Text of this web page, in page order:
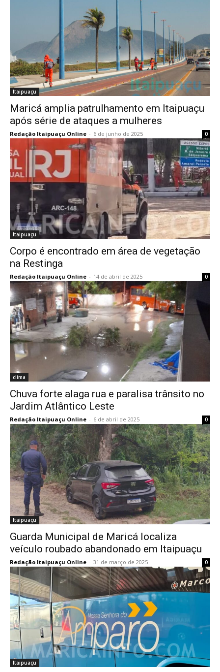
Itaipuaçu
Maricá amplia patrulhamento em Itaipuaçu
após série de ataques a mulheres
Redação Itaipuaçu Online - 6 de junho de 2025 0
Itaipuaçu
Corpo é encontrado em área de vegetação
na Restinga
Redação Itaipuaçu Online - 14 de abril de 2025 0
clima
Chuva forte alaga rua e paralisa trânsito no
Jardim Atlântico Leste
Redação Itaipuaçu Online - 6 de abril de 2025 0
Itaipuaçu
Guarda Municipal de Maricá localiza
veículo roubado abandonado em Itaipuaçu
Redação Itaipuaçu Online - 31 de março de 2025 0
Itaipuaçu